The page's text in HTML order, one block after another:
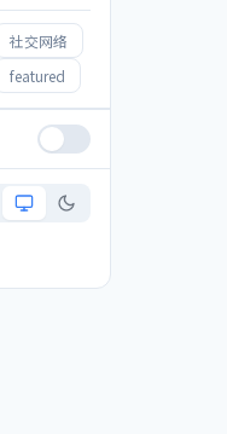
社交网络
featured